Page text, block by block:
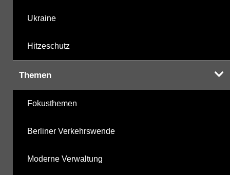
Ukraine
Hitzeschutz
Themen
Fokusthemen
Berliner Verkehrswende
Moderne Verwaltung